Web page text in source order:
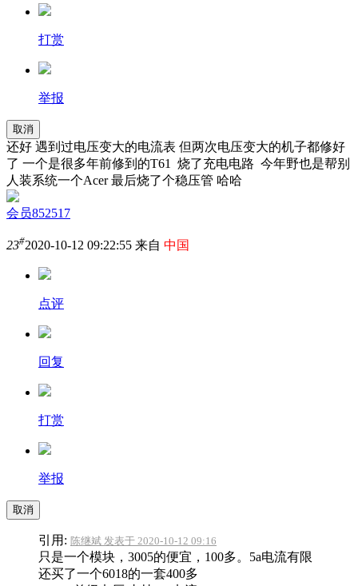
打赏
举报
取消
还好 遇到过电压变大的电流表 但两次电压变大的机子都修好
了 一个是很多年前修到的T61 烧了充电电路 今年野也是帮别
人装系统一个Acer 最后烧了个稳压管 哈哈
会员852517
23#2020-10-12 09:22:55 来自 中国
点评
回复
打赏
举报
取消
引用: 陈继斌 发表于 2020-10-12 09:16
只是一个模块，3005的便宜，100多。5a电流有限
还买了一个6018的一套400多